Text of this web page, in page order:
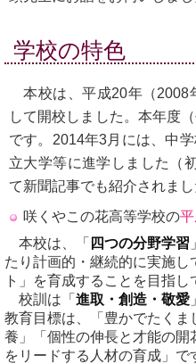
学校の特色
本校は、平成20年（2008
して開校しました。本年度
です。2014年3月には、中
立大学等に進学しました（
て新聞記事でも紹介されまし
咲くやこの花高等学校の
本校は、「 四つの分野学習
たり計画的・継続的に実施
ト」を育成することを目指し
校訓は「 進取・創造・敬愛 」
教育目標は、「豊かでたくま
養」「個性の伸長と才能の開
をリードする人材の育成」で